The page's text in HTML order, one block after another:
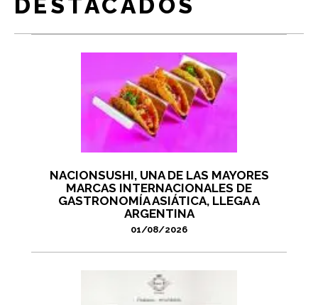
NACIONSUSHI, UNA DE LAS MAYORES
MARCAS INTERNACIONALES DE
GASTRONOMÍA ASIÁTICA, LLEGA A
ARGENTINA
01/08/2026